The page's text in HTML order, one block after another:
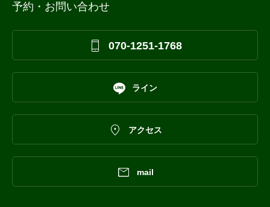
予約・お問い合わせ
 070-1251-1768
 ライン
 アクセス
 mail